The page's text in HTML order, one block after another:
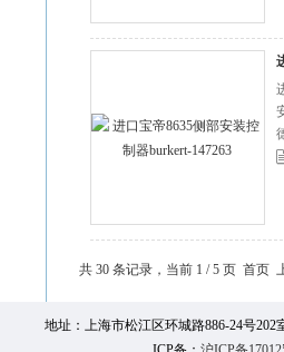
共 30 条记录，当前 1 / 5 页 首页
地址：上海市松江区环城路886-24号202